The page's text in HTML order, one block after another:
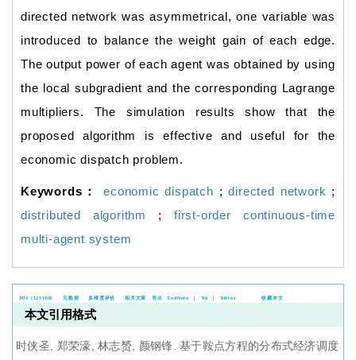
directed network was asymmetrical, one variable was
introduced to balance the weight gain of each edge.
The output power of each agent was obtained by using
the local subgradient and the corresponding Lagrange
multipliers. The simulation results show that the
proposed algorithm is effective and useful for the
economic dispatch problem.
Keywords： economic dispatch ;directed network ;
distributed algorithm
;first-order continuous-time
multi-agent system
PDF (1259KB) 元数据 多维度评价 相关文章 导出 EndNote | Ris | Bibtex 收藏本文
本文引用格式
时侠圣, 郑荣濠, 林志赟, 颜钢锋.基于鞍点方程的分布式经济调度